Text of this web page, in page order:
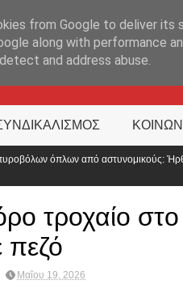
Ήρθε η ώρα να αλλάξει
τροχαίο στο
Μαΐου 19, 2026
from Google to deliver its
along with performance
and address abuse.